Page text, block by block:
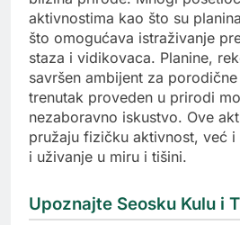
aktivnostima kao što su
što omogućava istraživanje
staza i vidikovaca. Planine,
savršen ambijent za
trenutak proveden u prirodi
nezaboravno iskustvo. Ove
pružaju fizičku aktivnost, već
i uživanje u miru i tišini.
Upoznajte Seosku Kulu i